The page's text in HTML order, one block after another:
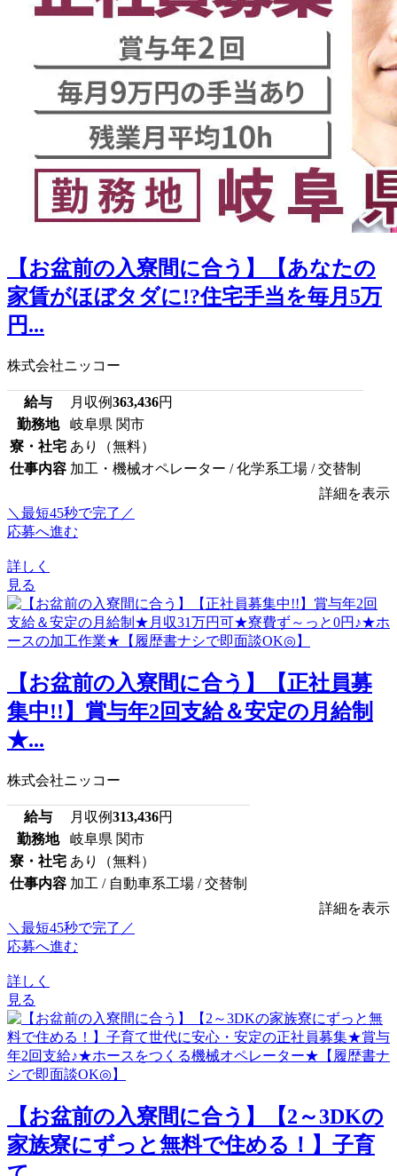
【お盆前の入寮間に合う】【あなたの
家賃がほぼタダに!?住宅手当を毎月5万
円...
株式会社ニッコー
給与 月収例363,436円
勤務地
岐阜県 関市
寮・社宅 あり（無料）
仕事内容 加工・機械オペレーター / 化学系工場 / 交替制
詳細を表示
＼最短45秒で完了／
応募へ進む
詳しく
見る
【お盆前の入寮間に合う】【正社員募
集中!!】賞与年2回支給＆安定の月給制
★...
株式会社ニッコー
給与 月収例313,436円
勤務地
岐阜県 関市
寮・社宅 あり（無料）
仕事内容 加工 / 自動車系工場 / 交替制
詳細を表示
＼最短45秒で完了／
応募へ進む
詳しく
見る
【お盆前の入寮間に合う】【2～3DKの
家族寮にずっと無料で住める！】子育